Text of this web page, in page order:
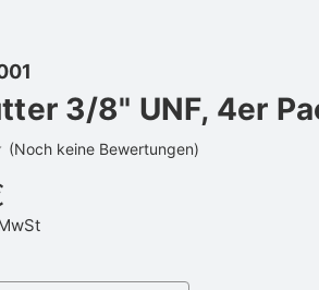
3/8" UNF, 4er
(Noch keine Bewertungen)